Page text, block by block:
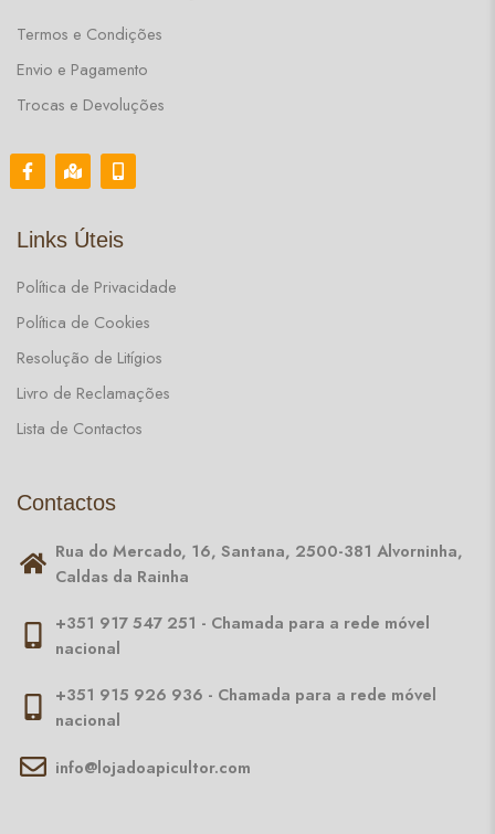
Termos e Condições
Envio e Pagamento
Trocas e Devoluções
Links Úteis
Política de Privacidade
Política de Cookies
Resolução de Litígios
Livro de Reclamações
Lista de Contactos
Contactos
Rua do Mercado, 16, Santana, 2500-381 Alvorninha,
Caldas da Rainha
+351 917 547 251 - Chamada para a rede móvel
nacional
+351 915 926 936 - Chamada para a rede móvel
nacional
info@lojadoapicultor.com